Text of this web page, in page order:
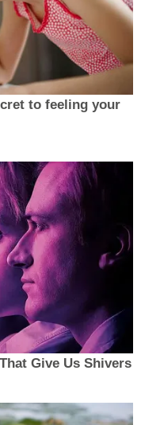
to feeling your
Give Us Shivers